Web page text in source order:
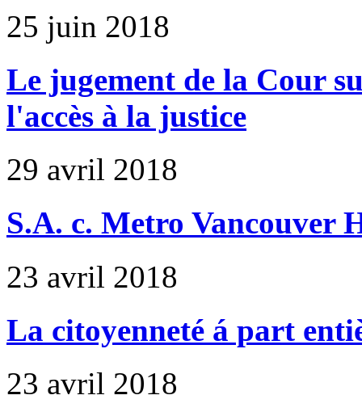
25 juin 2018
Le jugement de la Cour
l'accès à la justice
29 avril 2018
S.A. c. Metro Vancouver
23 avril 2018
La citoyenneté á part
23 avril 2018